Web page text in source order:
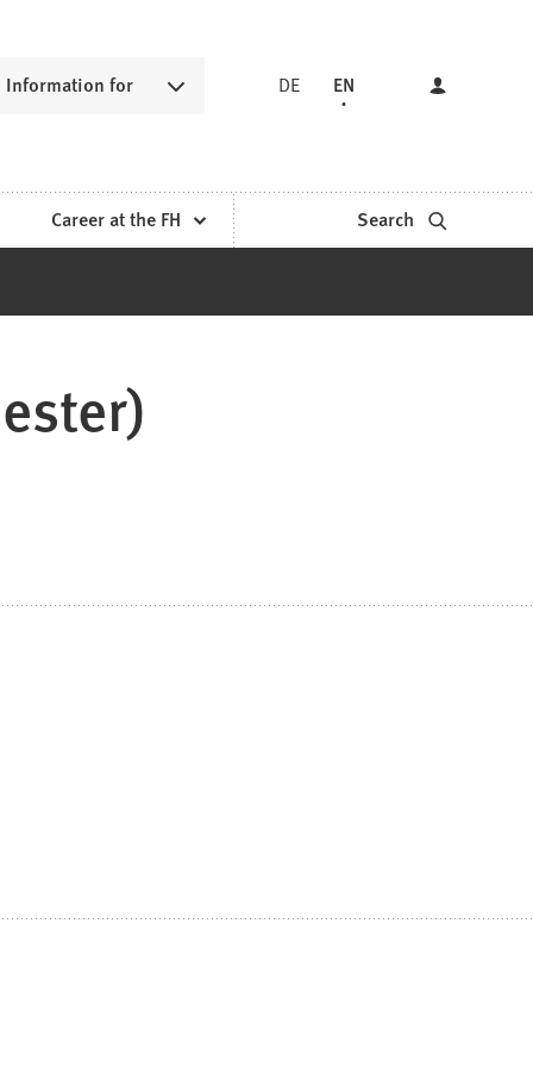
Information for DE EN
Career at the FH Search